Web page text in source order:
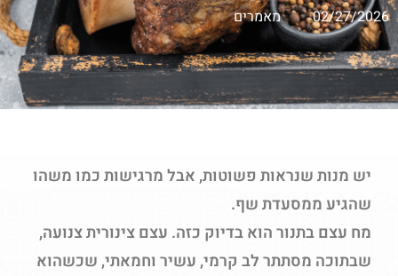
02/27/2026 מאמרים
יש מנות שנראות פשוטות, אבל מרגישות כמו משהו
שהגיע ממסעדת שף.
מח עצם בתנור הוא בדיוק כזה. עצם צינורית צנועה,
שבתוכה מסתתר לב קרמי, עשיר וחמאתי, שכשהוא